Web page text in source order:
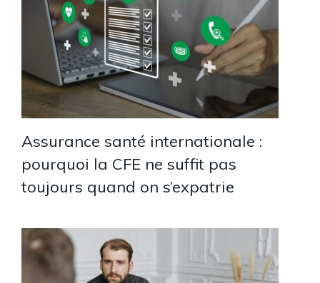
Assurance santé internationale :
pourquoi la CFE ne suffit pas
toujours quand on s’expatrie